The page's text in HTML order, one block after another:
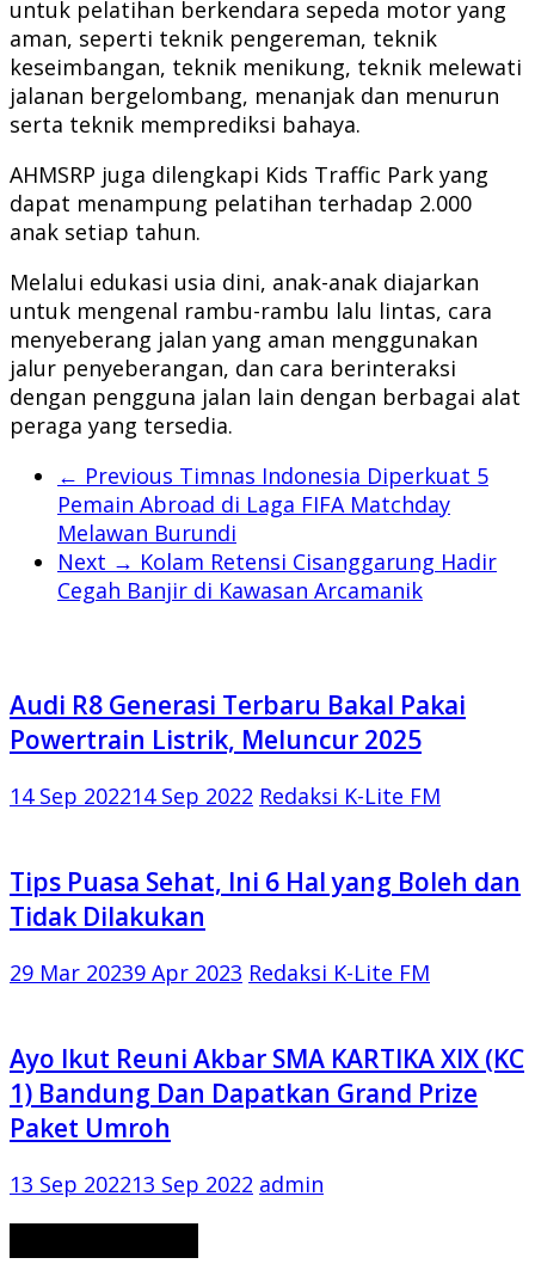
untuk pelatihan berkendara sepeda motor yang
aman, seperti teknik pengereman, teknik
keseimbangan, teknik menikung, teknik melewati
jalanan bergelombang, menanjak dan menurun
serta teknik memprediksi bahaya.
AHMSRP juga dilengkapi Kids Traffic Park yang
dapat menampung pelatihan terhadap 2.000
anak setiap tahun.
Melalui edukasi usia dini, anak-anak diajarkan
untuk mengenal rambu-rambu lalu lintas, cara
menyeberang jalan yang aman menggunakan
jalur penyeberangan, dan cara berinteraksi
dengan pengguna jalan lain dengan berbagai alat
peraga yang tersedia.
← Previous Timnas Indonesia Diperkuat 5
Pemain Abroad di Laga FIFA Matchday
Melawan Burundi
Next → Kolam Retensi Cisanggarung Hadir
Cegah Banjir di Kawasan Arcamanik
Audi R8 Generasi Terbaru Bakal Pakai
Powertrain Listrik, Meluncur 2025
14 Sep 202214 Sep 2022 Redaksi K-Lite FM
Tips Puasa Sehat, Ini 6 Hal yang Boleh dan
Tidak Dilakukan
29 Mar 20239 Apr 2023 Redaksi K-Lite FM
Ayo Ikut Reuni Akbar SMA KARTIKA XIX (KC
1) Bandung Dan Dapatkan Grand Prize
Paket Umroh
13 Sep 202213 Sep 2022 admin